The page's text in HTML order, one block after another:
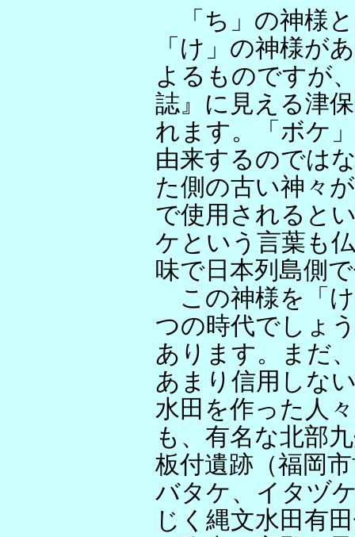
「ち」の神様
「け」の神様が
よるものですが
誌』に見える津
れます。「ボケ
由来するのでは
た側の古い神々
で使用されると
ケという言葉も
味で日本列島側
この神様を「
つの時代でしょ
あります。まだ
あまり信用しな
水田を作った人
も、有名な北部
板付遺跡（福岡
バタケ、イタヅ
じく縄文水田有